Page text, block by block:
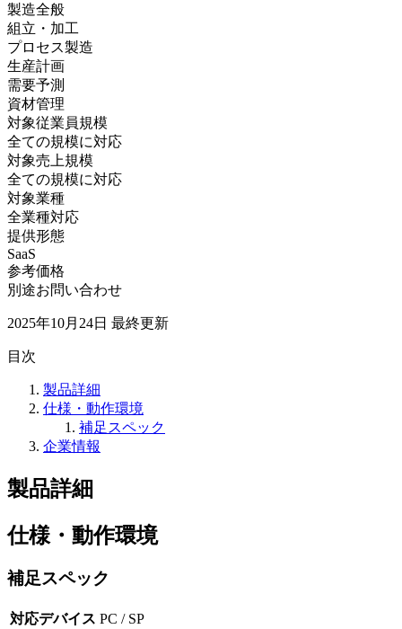
製造全般
組立・加工
プロセス製造
生産計画
需要予測
資材管理
対象従業員規模
全ての規模に対応
対象売上規模
全ての規模に対応
対象業種
全業種対応
提供形態
SaaS
参考価格
別途お問い合わせ
2025年10月24日 最終更新
目次
製品詳細
仕様・動作環境
補足スペック
企業情報
製品詳細
仕様・動作環境
補足スペック
対応デバイス PC / SP